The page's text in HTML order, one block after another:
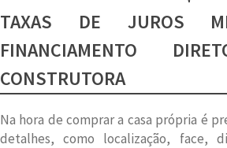
TAXAS DE JUROS
FINANCIAMENTO
CONSTRUTORA
Na hora de comprar a casa própria é
detalhes, como localização, face,